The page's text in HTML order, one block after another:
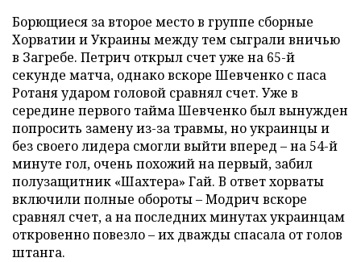
Борющиеся за второе место в группе сборные
Хорватии и Украины между тем сыграли вничью
в Загребе. Петрич открыл счет уже на 65-й
секунде матча, однако вскоре Шевченко с паса
Ротаня ударом головой сравнял счет. Уже в
середине первого тайма Шевченко был вынужден
попросить замену из-за травмы, но украинцы и
без своего лидера смогли выйти вперед – на 54-й
минуте гол, очень похожий на первый, забил
полузащитник «Шахтера» Гай. В ответ хорваты
включили полные обороты – Модрич вскоре
сравнял счет, а на последних минутах украинцам
откровенно повезло – их дважды спасала от голов
штанга.